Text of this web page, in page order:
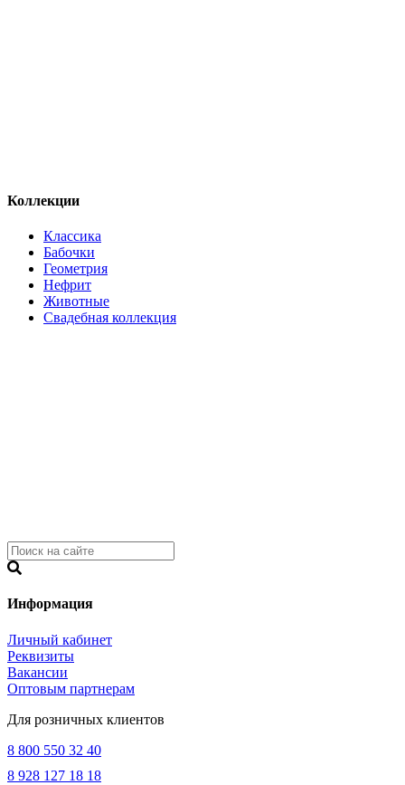
Коллекции
Классика
Бабочки
Геометрия
Нефрит
Животные
Свадебная коллекция
Информация
Личный кабинет
Реквизиты
Вакансии
Оптовым партнерам
Для розничных клиентов
8 800 550 32 40
8 928 127 18 18